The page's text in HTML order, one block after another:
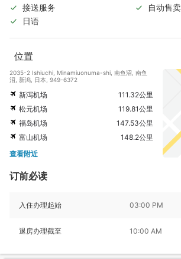
接送服务
自动售
日语
位置
2035-2 Ishiuchi, Minamiuonuma-shi, 南鱼沼, 南鱼
沼, 新潟, 日本, 949-6372
新泻机场
111.32公里
松元机场
119.81公里
福岛机场
147.53公里
富山机场
148.2公里
查看附近
订前必读
入住办理起始 03:00 PM
退房办理截至 10:00 AM